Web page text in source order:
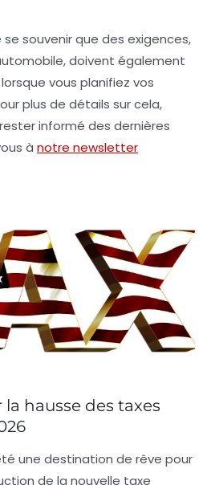
souvenir que des exigences,
, doivent également
vous planifiez vos
plus de détails sur cela,
informé des dernières
à notre newsletter
hausse des taxes
une destination de rêve pour
de la nouvelle taxe